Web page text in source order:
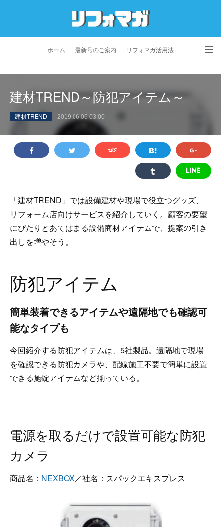
ホーム 最新号のご案内 リフォマガ活用法
プライバシーポリシー 利用規約 会社概要
建材TREND～防犯アイテム～
建材TREND 2019.06.06 03:00
「建材TREND」では設備建材や現場で役立つグッズ、
リフォーム店向けサービスを紹介していく。顧客の要望
にぴたりとあてはまる設備商材アイテムで、提案の引き
出しを増やそう。
防犯アイテム
簡単装着できるアイテムや遠隔地でも確認可
能なタイプも
今回紹介する防犯アイテムは、5社製品。遠隔地で現場
を確認できる防犯カメラや、配線施工不要で簡単に設置
できる施錠アイテムなど揃っている。
電源を取るだけで設置可能な防犯
カメラ
商品名： NEXBOX／社名：スパックエキスプレス